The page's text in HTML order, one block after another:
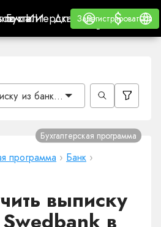
с ИИ
с ИИ
Бухгалтерская программа
Бухгалтерская программа
Для
Для Реселлеров
ВАЙТ ЛЕЙБЛ
Обучение
Обучение
Зарегистрироваться
Зарегистрироваться
Войти $
$
из банка Swedbank в формате
программа › Банк ›
Бухгалтерская программа
выписку